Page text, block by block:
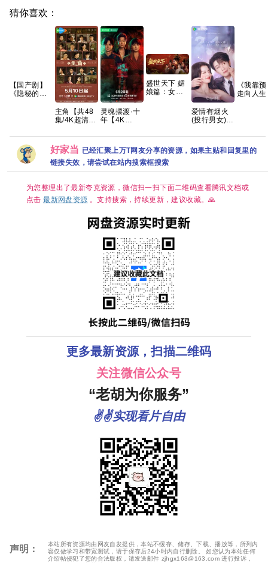
猜你喜欢：
【国产剧】
《隐秘的角
集】
【66G】
主角【共48
集/4K超清
张艺谋监
制，王菲献
唱 夸克
灵魂摆渡·十
年‎【4K
又名：灵魂
摆渡5 [于毅
刘智扬] 【附
灵魂摆渡1-3
季全系列】
盛世天下 媚
娘篇：女王
爱情有烟火
(投行男女)
《我靠
走向人生
盘
好家当 已经汇聚上万T网友分享的资源，如果主贴和回复里的
链接失效，请尝试在站内搜索框搜索
为您整理出了最新夸克资源，微信扫一扫下面二维码查看腾讯文档或
点击最新网盘资源 。支持搜索，持续更新，建议收藏。🙏
更多最新资源，扫描二维码
关注微信公众号
“老胡为你服务”
✌✌实现看片自由
声明：
本站所有资源均由网友自发提供，本站不缓存、储存、下载、播放等，所列内
容仅做学习和带宽测试，请于保存后24小时内自行删除。 如您认为本站任何
介绍帖侵犯了您的合法版权，请发送邮件 zjhgx163@163.com 进行投诉，